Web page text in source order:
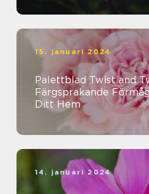
15. januari 2024
Palettblad Twist and
Färgsprakande
Ditt Hem
14. januari 2024